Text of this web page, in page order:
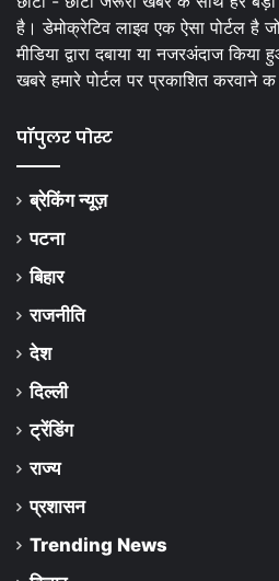
है। डेमोक्रेटिव लाइव एक ऐसा पोर्टल है
मीडिया द्वारा दबाया या नजरअंदाज
खबरे हमारे पोर्टल पर प्रकाशित करवाने
पॉपुलर पोस्ट
ब्रेकिंग न्यूज़
पटना
बिहार
राजनीति
देश
दिल्ली
ट्रेंडिंग
राज्य
प्रशासन
Trending News